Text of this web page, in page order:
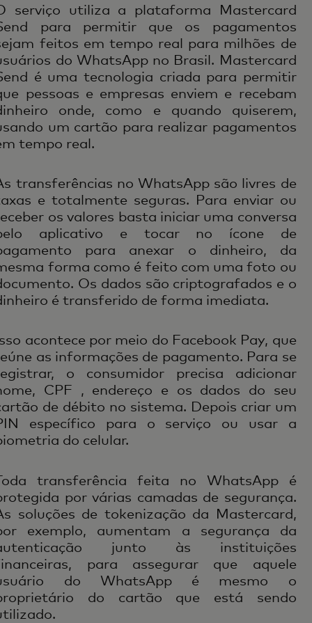
serviço utiliza a plataforma Mastercard
para permitir que os pagamentos
feitos em tempo real para milhões de
do WhatsApp no Brasil. Mastercard
é uma tecnologia criada para permitir
pessoas e empresas enviem e recebam
onde, como e quando quiserem,
um cartão para realizar pagamentos
tempo real.
transferências no WhatsApp são livres de
e totalmente seguras. Para enviar ou
os valores basta iniciar uma conversa
aplicativo e tocar no ícone de
para anexar o dinheiro, da
forma como é feito com uma foto ou
Os dados são criptografados e o
é transferido de forma imediata.
acontece por meio do Facebook Pay, que
as informações de pagamento. Para se
o consumidor precisa adicionar
CPF , endereço e os dados do seu
de débito no sistema. Depois criar um
específico para o serviço ou usar a
do celular.
transferência feita no WhatsApp é
por várias camadas de segurança.
soluções de tokenização da Mastercard,
exemplo, aumentam a segurança da
junto às instituições
para assegurar que aquele
do WhatsApp é mesmo o
do cartão que está sendo